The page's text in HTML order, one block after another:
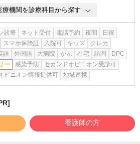
療機関を診療科目から探す
診療 ネット受付 電話予約 夜間
日祝
スマホ保険証 入院可 キッズ
クレカ
語 外国語 大病院 がん 在宅 訪問
DPC
ー
感染予防
セカンドオピニオン受診可
ピニオン情報提供可
地域連携
看護師の方